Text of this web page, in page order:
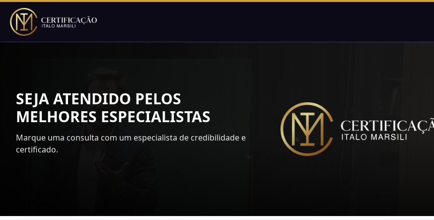
SEJA ATENDIDO PELOS
MELHORES ESPECIALISTAS
Marque uma consulta com um especialista de credibilidade e
certificado.